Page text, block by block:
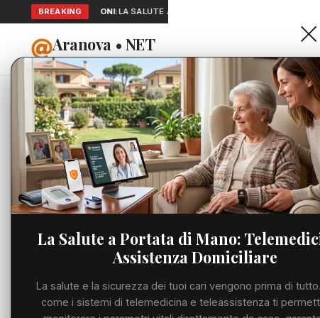
BREAKING
SEGNALAZIONI:LA SALUTE A PORTATA DI MANO: TELEMEDICINA E
Aranova • NET
PORTALE UTILE AL TERRITORIO
Home
Cronaca
Viabilità
Utilità
Meteo
Eventi
Eventi
EVENTI
La Salute a Portata di Mano:
Assistenza Domiciliare
La salute e la sicurezza dei tuoi cari vengono prima di
come i sistemi di telemedicina e teleassistenza ti